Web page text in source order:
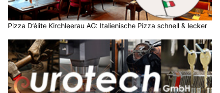
Pizza D’élite Kirchleerau AG: Italienische Pizza schnell & lecker